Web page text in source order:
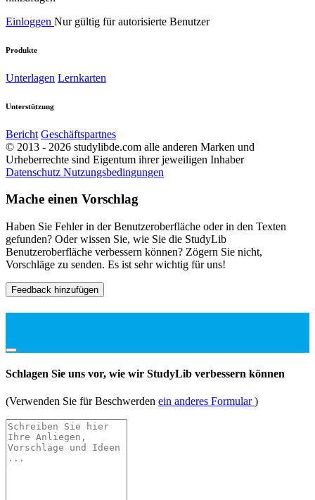
Einloggen Nur gültig für autorisierte Benutzer
Produkte
Unterlagen Lernkarten
Unterstützung
Bericht Geschäftspartnes
© 2013 - 2026 studylibde.com alle anderen Marken und
Urheberrechte sind Eigentum ihrer jeweiligen Inhaber
Datenschutz Nutzungsbedingungen
Mache einen Vorschlag
Haben Sie Fehler in der Benutzeroberfläche oder in den Texten
gefunden? Oder wissen Sie, wie Sie die StudyLib
Benutzeroberfläche verbessern können? Zögern Sie nicht,
Vorschläge zu senden. Es ist sehr wichtig für uns!
Feedback hinzufügen
Schlagen Sie uns vor, wie wir StudyLib verbessern können
(Verwenden Sie für Beschwerden ein anderes Formular)